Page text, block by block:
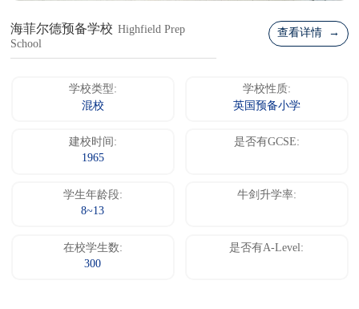
海菲尔德预备学校 Highfield Prep
School
查看详情 →
学校类型:
混校
学校性质:
英国预备小学
建校时间:
1965
是否有GCSE:
学生年龄段:
8~13
牛剑升学率:
在校学生数:
300
是否有A-Level: